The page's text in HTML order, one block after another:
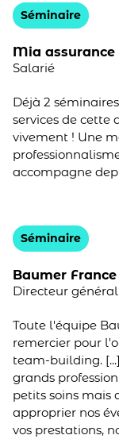
Séminaire
Mia assurance
Salarié
Déjà 2
services de cette
vivement ! Une
accompagne
Séminaire
Baumer France
Directeur
Toute l'équipe
remercier pour
team-building.
grands
petits soins mais
approprier nos
vos prestations,